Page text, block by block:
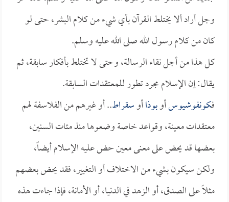
وجل أراد ألا يختلط القرآن بأي شيء من كلام البشر، حتى لو
كان من كلام رسول الله صلى الله عليه وسلم.
كل هذا من أجل نقاء الرسالة، وحتى لا تختلط بأفكار سابقة، ثم
يقال: إن الإسلام مجرد تطور للمعتقدات السابقة.
فـكونفوشيوسأوبوذاأوسقراط.. أو غيرهم من الفلاسفة لهم
معتقدات معينة، وقواعد خاصة وضعوها منذ مئات السنين،
بعضها قد يحض على معنى معين حض عليه الإسلام أيضاً،
ولكن سيكون بشيء من الاختلاف أو التغيير، فقد يحض بعضهم
مثلاً على الصدق، أو الزهد في الدنيا، أو الأمانة، فإذا جاءت هذه